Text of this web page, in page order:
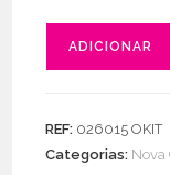
ADICIONAR
REF: 026015 OKIT
Categorias: Nova